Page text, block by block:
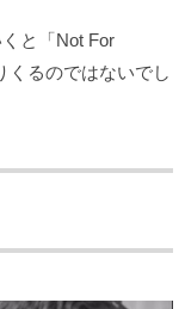
と「Not For
くるのではないでし